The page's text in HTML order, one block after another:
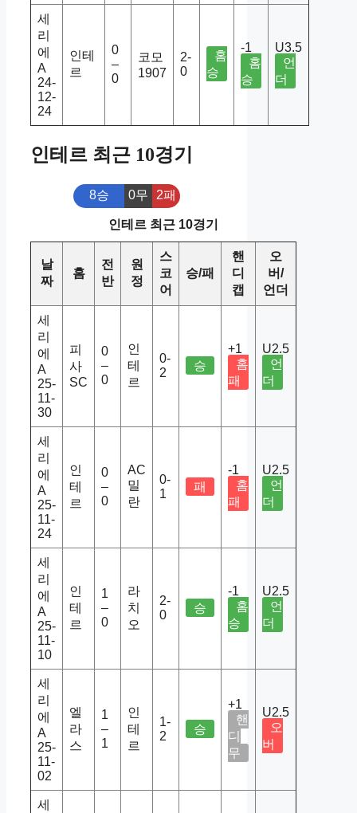
세
리
에
A
24-
12-
24
인테
르
0
–
0
코모
1907
2-
0
홈
승
-1
홈
승
U3.5
언
더
인테르 최근 10경기
8승 0무 2패
인테르 최근 10경기
날
짜
홈
전
반
원
정
스
코
어
승/패
핸
디
캡
오
버/
언더
세
리
에
A
25-
11-
30
피
사
SC
0
–
0
인
테
르
0-
2
승
+1
홈
패
U2.5
언
더
세
리
에
A
25-
11-
24
인
테
르
0
–
0
AC
밀
란
0-
1
패
-1
홈
패
U2.5
언
더
세
리
에
A
25-
11-
10
인
테
르
1
–
0
라
치
오
2-
0
승
-1
홈
승
U2.5
언
더
세
리
에
A
25-
11-
02
엘
라
스
1
–
1
인
테
르
1-
2
승
+1
핸
디
무
U2.5
오
버
세